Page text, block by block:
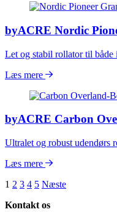
byACRE Nordic
Let og stabil rollator til både
Læs mere
byACRE Carbon
Ultralet og robust
Læs mere
Posts
pagination
1 2 3 4 5 Næste
Kontakt os